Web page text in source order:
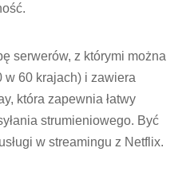
serwerów, z którymi można
w 60 krajach) i zawiera
która zapewnia łatwy
strumieniowego. Być
w streamingu z Netflix.